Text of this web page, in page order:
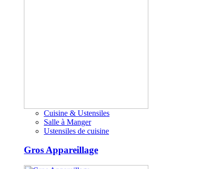
Cuisine & Ustensiles
Salle à Manger
Ustensiles de cuisine
Gros Appareillage